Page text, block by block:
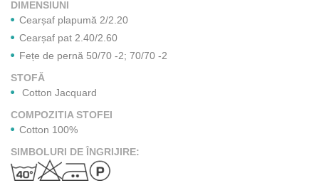
DIMENSIUNI
Cearșaf plapumă 2/2.20
Cearșaf pat 2.40/2.60
Fețe de pernă 50/70 -2; 70/70 -2
STOFĂ
Cotton Jacquard
COMPOZITIA STOFEI
Cotton 100%
SIMBOLURI DE ÎNGRIJIRE: